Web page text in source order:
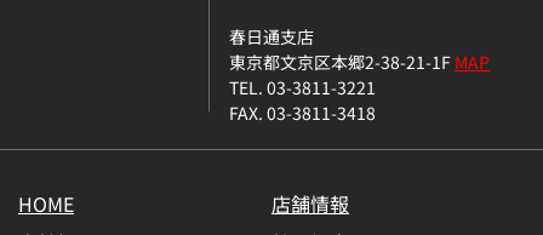
春日通支店
東京都文京区本郷2-38-21-1FMAP
TEL. 03-3811-3221
FAX. 03-3811-3418
HOME
店舗情報